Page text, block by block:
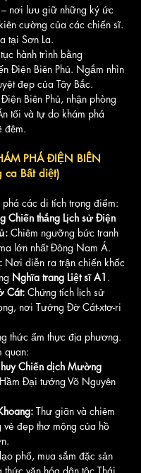
– nơi lưu giữ những ký ức
cường của các chiến sĩ.
tại Sơn La.
hành trình bằng
Điện Biên Phủ. Ngắm nhìn
đẹp của Tây Bắc.
Điện Biên Phủ, nhận phòng
tối và tự do khám phá
đêm.
PHÁ ĐIỆN BIÊN
ca Bất diệt)
phá các di tích trọng điểm:
Chiến thắng Lịch sử Điện
Chiêm ngưỡng bức tranh
lớn nhất Đông Nam Á.
Nơi diễn ra trận chiến khốc
Nghĩa trang Liệt sĩ A1 .
Cát: Chứng tích lịch sử
nơi Tướng Đờ Cát-xtơ-ri
thức ẩm thực địa phương.
quan:
Chiến dịch Mường
Hầm Đại tướng Võ Nguyên
Thư giãn và chiêm
vẻ đẹp thơ mộng của hồ
phố, mua sắm đặc sản